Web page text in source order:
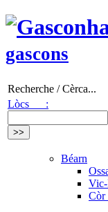
gascons
Recherche / Cèrca...
Lòcs :
Béarn
Còr